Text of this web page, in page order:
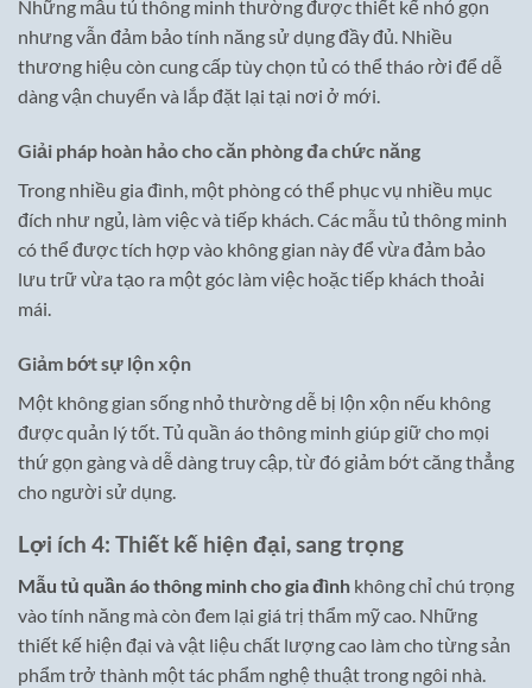
Những mẫu tủ thông minh thường được thiết kế nhỏ gọn
nhưng vẫn đảm bảo tính năng sử dụng đầy đủ. Nhiều
thương hiệu còn cung cấp tùy chọn tủ có thể tháo rời để dễ
dàng vận chuyển và lắp đặt lại tại nơi ở mới.
Giải pháp hoàn hảo cho căn phòng đa chức năng
Trong nhiều gia đình, một phòng có thể phục vụ nhiều mục
đích như ngủ, làm việc và tiếp khách. Các mẫu tủ thông minh
có thể được tích hợp vào không gian này để vừa đảm bảo
lưu trữ vừa tạo ra một góc làm việc hoặc tiếp khách thoải
mái.
Giảm bớt sự lộn xộn
Một không gian sống nhỏ thường dễ bị lộn xộn nếu không
được quản lý tốt. Tủ quần áo thông minh giúp giữ cho mọi
thứ gọn gàng và dễ dàng truy cập, từ đó giảm bớt căng thẳng
cho người sử dụng.
Lợi ích 4: Thiết kế hiện đại, sang trọng
Mẫu tủ quần áo thông minh cho gia đình không chỉ chú trọng
vào tính năng mà còn đem lại giá trị thẩm mỹ cao. Những
thiết kế hiện đại và vật liệu chất lượng cao làm cho từng sản
phẩm trở thành một tác phẩm nghệ thuật trong ngôi nhà.